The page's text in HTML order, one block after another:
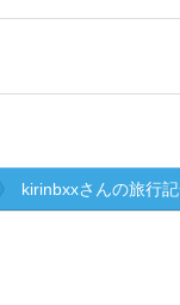
kirinbxxさんの旅行